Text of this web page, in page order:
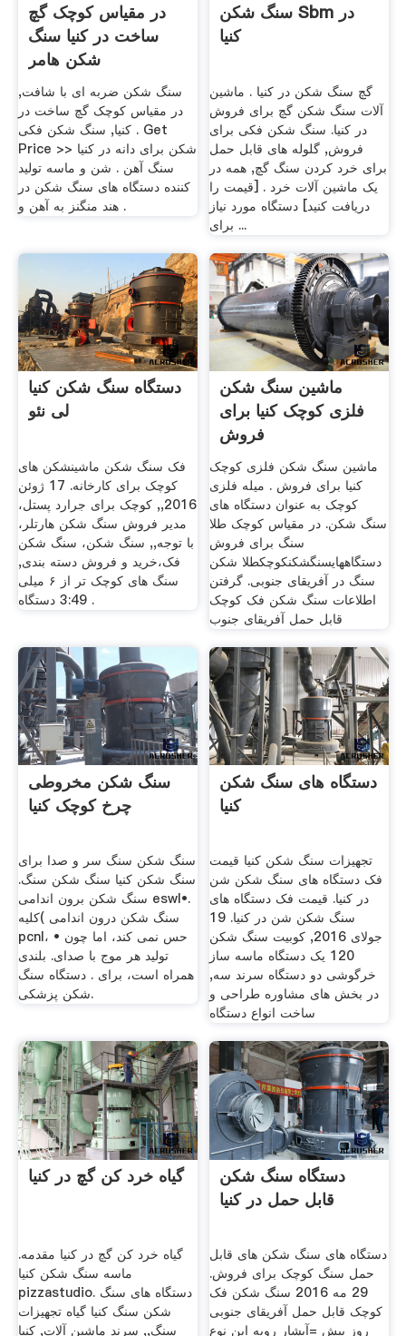
در مقیاس کوچک گچ
ساخت در کنیا سنگ
شکن هامر
سنگ شکن ضربه ای با شافت,
در مقیاس کوچک گچ ساخت در
کنیا, سنگ شکن فکی . Get
Price >> شکن برای دانه در کنیا
سنگ آهن . شن و ماسه تولید
کننده دستگاه های سنگ شکن در
هند منگنز به آهن و .
سنگ شکن Sbm در
کنیا
گچ سنگ شکن در کنیا . ماشین
آلات سنگ شکن گچ برای فروش
در کنیا. سنگ شکن فکی برای
فروش, گلوله های قابل حمل
برای خرد کردن سنگ گچ, همه در
یک ماشین آلات خرد . [قیمت را
دریافت کنید] دستگاه مورد نیاز
برای ...
دستگاه سنگ شکن کنیا
لی نئو
فک سنگ شکن ماشین شکن های
کوچک برای کارخانه. 17 ژوئن
2016,, کوچک برای جرارد پستل،
مدیر فروش سنگ شکن هارتلر،
با توجه,, سنگ شکن، سنگ شکن
فک،خرید و فروش دسته بندی,
سنگ های کوچک تر از ۶ میلی
3:49 دستگاه .
ماشین سنگ شکن
فلزی کوچک کنیا برای
فروش
ماشین سنگ شکن فلزی کوچک
کنیا برای فروش . میله فلزی
کوچک به عنوان دستگاه های
سنگ شکن. در مقیاس کوچک طلا
سنگ برای فروش
دستگاههایسنگشکنکوچکطلا شکن
سنگ در آفریقای جنوبی. گرفتن
اطلاعات سنگ شکن فک کوچک
قابل حمل آفریقای جنوب
سنگ شکن مخروطی
چرخ کوچک کنیا
سنگ شکن سنگ سر و صدا برای
سنگ شکن کنیا سنگ شکن سنگ.
سنگ شکن برون اندامی eswl•.
سنگ شکن درون اندامی )کلیه
pcnl، • حس نمی کند، اما چون
تولید هر موج با صدای. بلندی
همراه است، برای . دستگاه سنگ
شکن پزشکی.
دستگاه های سنگ شکن
کنیا
تجهیزات سنگ شکن کنیا قیمت
فک دستگاه های سنگ شکن شن
در کنیا. قیمت فک دستگاه های
سنگ شکن شن در کنیا. 19
جولای 2016, کوبیت سنگ شکن
120 یک دستگاه ماسه ساز
خرگوشی دو دستگاه سرند سه,
در بخش های مشاوره طراحی و
ساخت انواع دستگاه
گیاه خرد کن گچ در کنیا
گیاه خرد کن گچ در کنیا مقدمه.
ماسه سنگ شکن کنیا
pizzastudio. دستگاه های سنگ
شکن سنگ کنیا گیاه تجهیزات
سنگ,, سرند ماشین آلات, کنیا
دستگاه سنگ شکن
قابل حمل در کنیا
دستگاه های سنگ شکن های قابل
حمل سنگ کوچک برای فروش.
29 مه 2016 سنگ شکن فک
کوچک قابل حمل آفریقای جنوبی
روز پیش =آبشار رویه این نوع